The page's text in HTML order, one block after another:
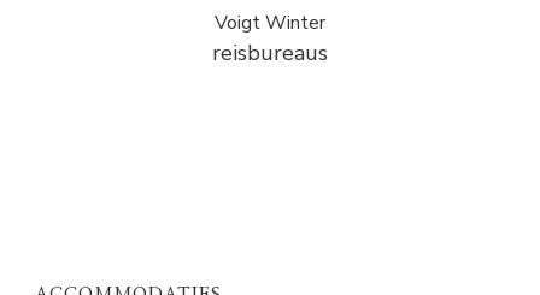
Voigt Winter
reisbureaus